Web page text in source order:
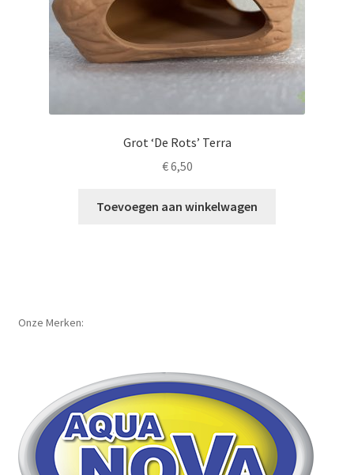
Grot ‘De Rots’ Terra
€6,50
Toevoegen aan winkelwagen
Onze Merken: